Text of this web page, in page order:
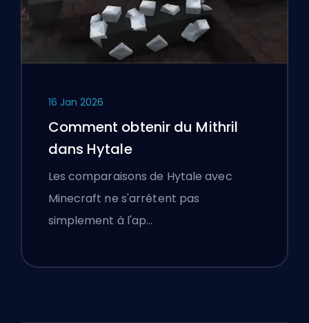
16 Jan 2026
Comment obtenir du Mithril
dans Hytale
Les comparaisons de Hytale avec
Minecraft ne s'arrêtent pas
simplement à l'ap…